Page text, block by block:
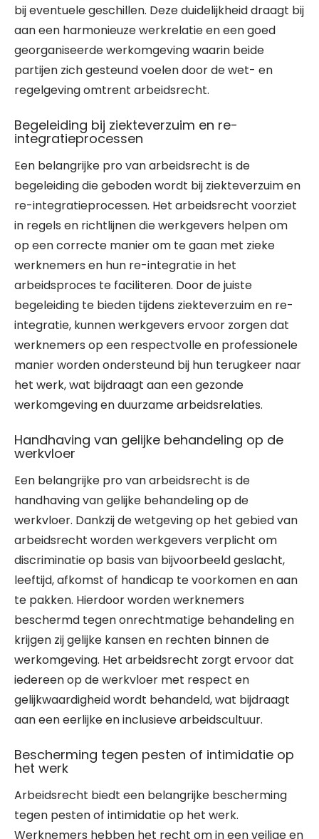
bij eventuele geschillen. Deze duidelijkheid draagt bij
aan een harmonieuze werkrelatie en een goed
georganiseerde werkomgeving waarin beide
partijen zich gesteund voelen door de wet- en
regelgeving omtrent arbeidsrecht.
Begeleiding bij ziekteverzuim en re-
integratieprocessen
Een belangrijke pro van arbeidsrecht is de
begeleiding die geboden wordt bij ziekteverzuim en
re-integratieprocessen. Het arbeidsrecht voorziet
in regels en richtlijnen die werkgevers helpen om
op een correcte manier om te gaan met zieke
werknemers en hun re-integratie in het
arbeidsproces te faciliteren. Door de juiste
begeleiding te bieden tijdens ziekteverzuim en re-
integratie, kunnen werkgevers ervoor zorgen dat
werknemers op een respectvolle en professionele
manier worden ondersteund bij hun terugkeer naar
het werk, wat bijdraagt aan een gezonde
werkomgeving en duurzame arbeidsrelaties.
Handhaving van gelijke behandeling op de
werkvloer
Een belangrijke pro van arbeidsrecht is de
handhaving van gelijke behandeling op de
werkvloer. Dankzij de wetgeving op het gebied van
arbeidsrecht worden werkgevers verplicht om
discriminatie op basis van bijvoorbeeld geslacht,
leeftijd, afkomst of handicap te voorkomen en aan
te pakken. Hierdoor worden werknemers
beschermd tegen onrechtmatige behandeling en
krijgen zij gelijke kansen en rechten binnen de
werkomgeving. Het arbeidsrecht zorgt ervoor dat
iedereen op de werkvloer met respect en
gelijkwaardigheid wordt behandeld, wat bijdraagt
aan een eerlijke en inclusieve arbeidscultuur.
Bescherming tegen pesten of intimidatie op
het werk
Arbeidsrecht biedt een belangrijke bescherming
tegen pesten of intimidatie op het werk.
Werknemers hebben het recht om in een veilige en